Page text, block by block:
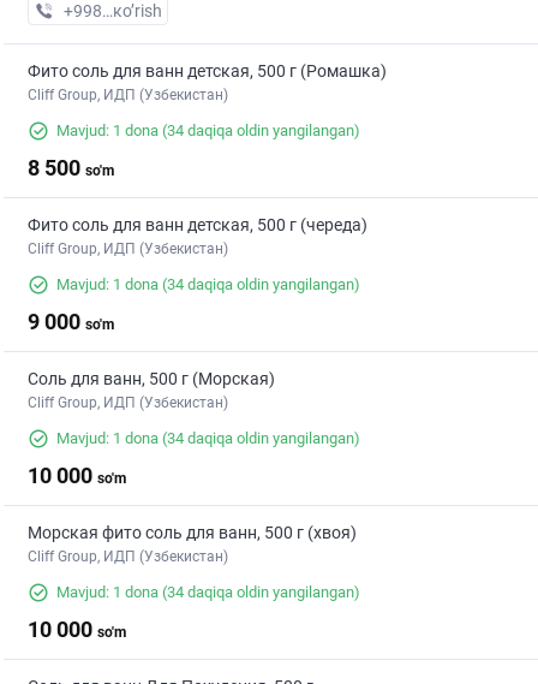
+998 (99) XXX-XX-XX
кo’rish
Фито соль для ванн детская, 500 г (Ромашка)
Cliff Group, ИДП (Узбекистан)
Mavjud: 1 dona (34 daqiqa oldin yangilangan)
8 500 so'm
Фито соль для ванн детская, 500 г (череда)
Cliff Group, ИДП (Узбекистан)
Mavjud: 1 dona (34 daqiqa oldin yangilangan)
9 000 so'm
Соль для ванн, 500 г (Морская)
Cliff Group, ИДП (Узбекистан)
Mavjud: 1 dona (34 daqiqa oldin yangilangan)
10 000 so'm
Морская фито соль для ванн, 500 г (хвоя)
Cliff Group, ИДП (Узбекистан)
Mavjud: 1 dona (34 daqiqa oldin yangilangan)
10 000 so'm